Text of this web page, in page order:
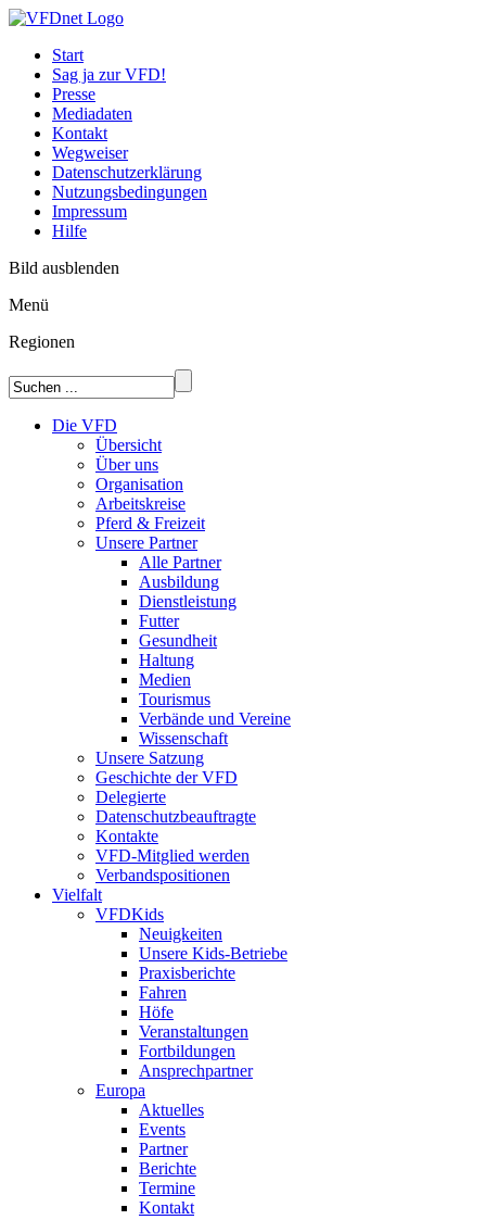
Start
Sag ja zur VFD!
Presse
Mediadaten
Kontakt
Wegweiser
Datenschutzerklärung
Nutzungsbedingungen
Impressum
Hilfe
Bild ausblenden
Menü
Regionen
Die VFD
Übersicht
Über uns
Organisation
Arbeitskreise
Pferd & Freizeit
Unsere Partner
Alle Partner
Ausbildung
Dienstleistung
Futter
Gesundheit
Haltung
Medien
Tourismus
Verbände und Vereine
Wissenschaft
Unsere Satzung
Geschichte der VFD
Delegierte
Datenschutzbeauftragte
Kontakte
VFD-Mitglied werden
Verbandspositionen
Vielfalt
VFDKids
Neuigkeiten
Unsere Kids-Betriebe
Praxisberichte
Fahren
Höfe
Veranstaltungen
Fortbildungen
Ansprechpartner
Europa
Aktuelles
Events
Partner
Berichte
Termine
Kontakt